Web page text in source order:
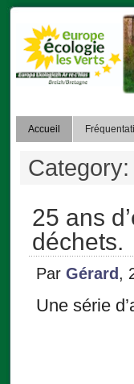
Accueil
Category:
25 ans
déchets.
Par Gérard ,
Une série